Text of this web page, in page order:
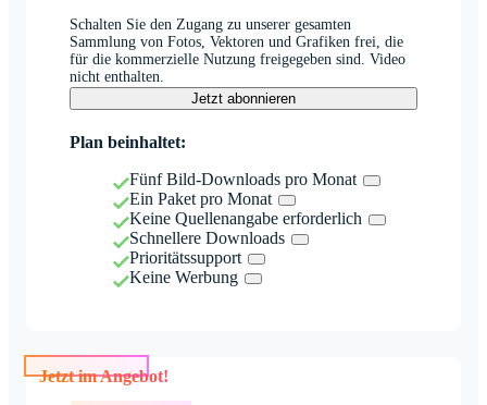
Schalten Sie den Zugang zu unserer gesamten
Sammlung von Fotos, Vektoren und Grafiken frei, die
für die kommerzielle Nutzung freigegeben sind. Video
nicht enthalten.
Jetzt abonnieren
Plan beinhaltet:
Fünf Bild-Downloads pro Monat
Ein Paket pro Monat
Keine Quellenangabe erforderlich
Schnellere Downloads
Prioritätssupport
Keine Werbung
Jetzt im Angebot!